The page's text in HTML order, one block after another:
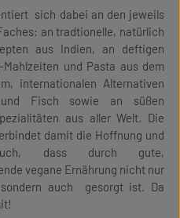
sich dabei an den jeweils
an tradtionelle, natürlich
aus Indien, an deftigen
Mahlzeiten und Pasta aus dem
internationalen Alternativen
Fisch sowie an süßen
aus aller Welt. Die
damit die Hoffnung und
dass durch gute,
vegane Ernährung nicht nur
auch gesorgt ist. Da